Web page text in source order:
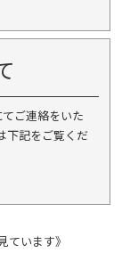
ご連絡をいた
下記をご覧くだ
ています》